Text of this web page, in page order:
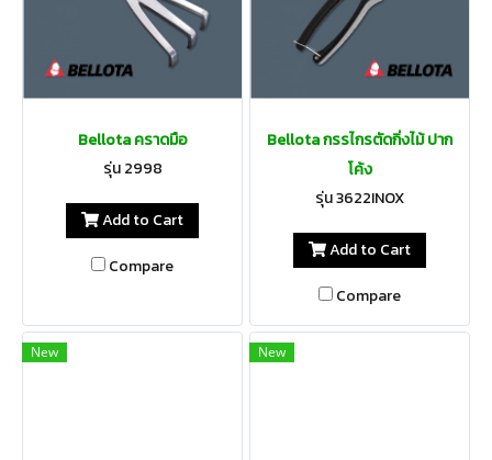
Bellota คราดมือ
รุ่น 2998
Add to Cart
Compare
Bellota กรรไกรตัดกิ่งไม้ ปาก
โค้ง
รุ่น 3622INOX
Add to Cart
Compare
New New